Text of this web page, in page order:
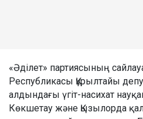
«Әділет» партиясының
Республикасы Құрылтайы
алдындағы үгіт-насихат
Көкшетау және Қызылорда